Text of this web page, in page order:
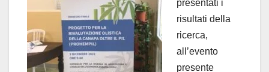
presentati i
risultati della
ricerca,
all’evento
presente